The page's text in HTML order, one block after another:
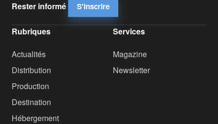
Rester informé S'inscrire
Rubriques
Actualités
Distribution
Production
Destination
Hébergement
Services
Magazine
Newsletter